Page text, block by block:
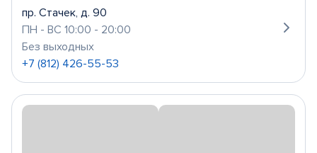
пр. Стачек, д. 90
ПН - ВС 10:00 - 20:00
Без выходных
+7 (812) 426-55-53